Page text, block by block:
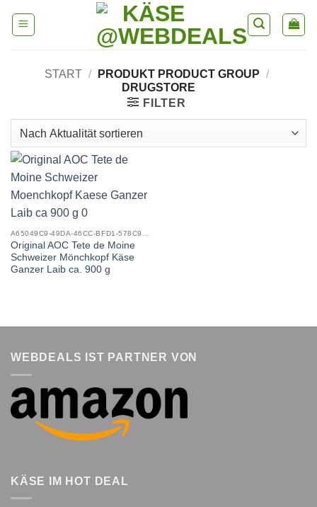
START / PRODUKT PRODUCT GROUP /
DRUGSTORE
FILTER
Original AOC Tete de Moine
Schweizer Mönchkopf Käse
Ganzer Laib ca. 900 g
WEBDEALS IST PARTNER VON
KÄSE IM HOT DEAL